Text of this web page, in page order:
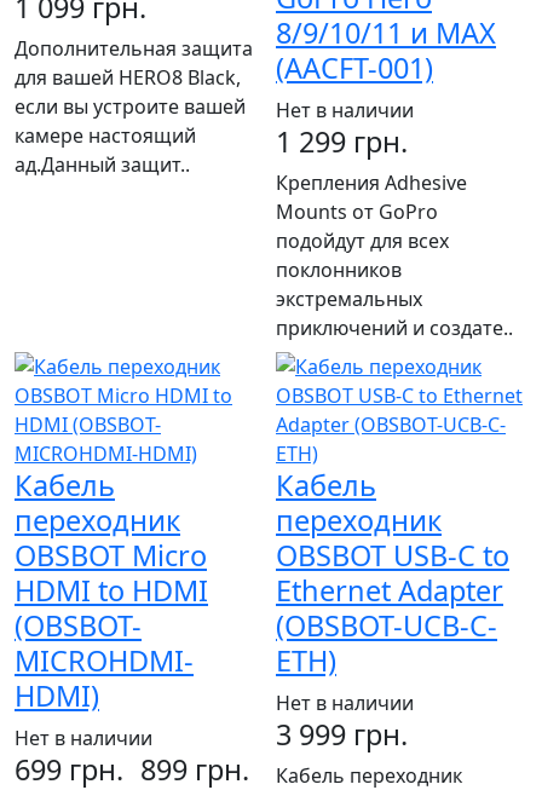
Дополнительная защита
для вашей HERO8 Black,
если вы устроите вашей
камере настоящий
ад.Данный защит..
8/9/10/11 и MAX
(AACFT-001)
Нет в наличии
1 299 грн.
Крепления Adhesive
Mounts от GoPro
подойдут для всех
поклонников
экстремальных
приключений и создате..
Кабель
переходник
OBSBOT Micro
HDMI to HDMI
(OBSBOT-
MICROHDMI-
HDMI)
Нет в наличии
699 грн. 899 грн.
Кабель
переходник
OBSBOT USB-C to
Ethernet Adapter
(OBSBOT-UCB-C-
ETH)
Нет в наличии
3 999 грн.
Кабель переходник